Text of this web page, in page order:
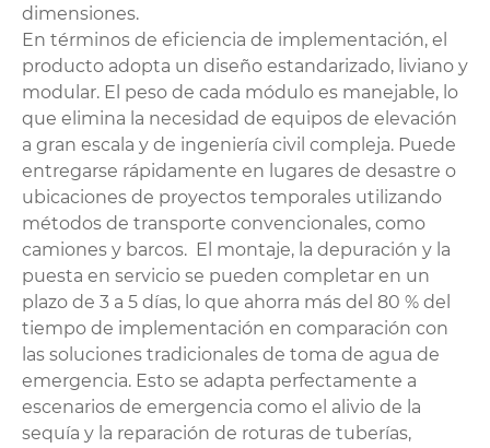
dimensiones.
En términos de eficiencia de implementación, el
producto adopta un diseño estandarizado, liviano y
modular. El peso de cada módulo es manejable, lo
que elimina la necesidad de equipos de elevación
a gran escala y de ingeniería civil compleja. Puede
entregarse rápidamente en lugares de desastre o
ubicaciones de proyectos temporales utilizando
métodos de transporte convencionales, como
camiones y barcos. El montaje, la depuración y la
puesta en servicio se pueden completar en un
plazo de 3 a 5 días, lo que ahorra más del 80 % del
tiempo de implementación en comparación con
las soluciones tradicionales de toma de agua de
emergencia. Esto se adapta perfectamente a
escenarios de emergencia como el alivio de la
sequía y la reparación de roturas de tuberías,